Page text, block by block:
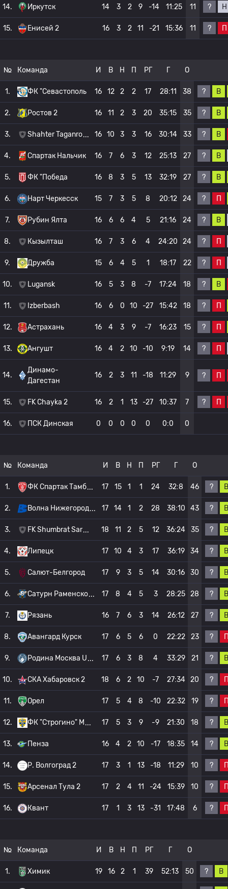
14. Иркутск 14 3 2 9 -14 11:25 11 ? Н
15. Енисей 2 16 3 2 11 -21 15:36 11 ? П
№ Команда И В Н П РГ Г О
1. ФК "Севастополь 16 12 2 2 17 28:11 38 ? В
2. Ростов 2 16 11 2 3 20 35:15 35 ? В
3. Shahter Taganro 16 10 3 3 16 30:14 33 ? В
4. Спартак Нальчик 16 7 6 3 12 25:13 27 ? В
5. ФК "Победа 16 8 3 5 13 32:19 27 ? В
6. Нарт Черкесск 15 7 3 5 8 20:12 24 ? П
7. Рубин Ялта 16 6 6 4 5 21:16 24 ? В
8. Кызылташ 16 7 3 6 4 24:20 24 ? П
9. Дружба 15 6 4 5 1 18:17 22 ? П
10. Lugansk 16 5 3 8 -7 17:24 18 ? В
11. Izberbash 16 6 0 10 -27 15:42 18 ? П
12. Астрахань 16 4 3 9 -7 16:23 15 ? П
13. Ангушт 16 4 2 10 -10 9:19 14 ? П
14.
Динамо-
Дагестан
16 2 3 11 -18 11:29 9 ? П
15. FK Chayka 2 16 2 1 13 -27 10:37 7 ? П
16. ПСК Динская 0 0 0 0 0 0:0 0
№ Команда И В Н П РГ Г О
1. ФК Спартак Тамб 17 15 1 1 24 32:8 46 ? В
2. Волна Нижегород 17 14 1 2 28 38:10 43 ? В
3. FK Shumbrat Sar 18 11 2 5 12 36:24 35 ? В
4. Липецк 17 10 4 3 17 36:19 34 ? В
5. Салют-Белгород 17 9 3 5 14 30:16 30 ? В
6. Сатурн Раменско 17 8 4 5 3 28:25 28 ? В
7. Рязань 16 7 6 3 14 26:12 27 ? В
8. Авангард Курск 17 6 5 6 0 22:22 23 ?
9. Родина Москва U 17 6 3 8 4 33:29 21 ? В
10. СКА Хабаровск 2 18 6 2 10 -7 27:34 20 ?
11. Орел 17 5 4 8 -10 22:32 19 ?
12. ФК "Строгино" М 17 5 3 9 -9 21:30 18 ? В
13. Пенза 16 4 2 10 -17 18:35 14 ? В
14. Р. Волгоград 2 17 3 1 13 -18 11:29 10 ?
15. Арсенал Тула 2 17 2 4 11 -24 15:39 10 ?
16. Квант 17 1 3 13 -31 17:48 6 ?
№ Команда И В Н П РГ Г О
1. Химик 19 16 2 1 39 52:13 50 ? В